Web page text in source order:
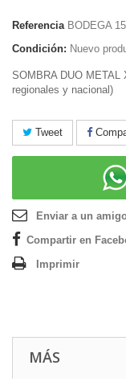
Referencia BODEGA
Condición: Nuevo
SOMBRA DUO
regionales y nacional)
Tweet
Enviar a un
Compartir en
Imprimir
MÁS